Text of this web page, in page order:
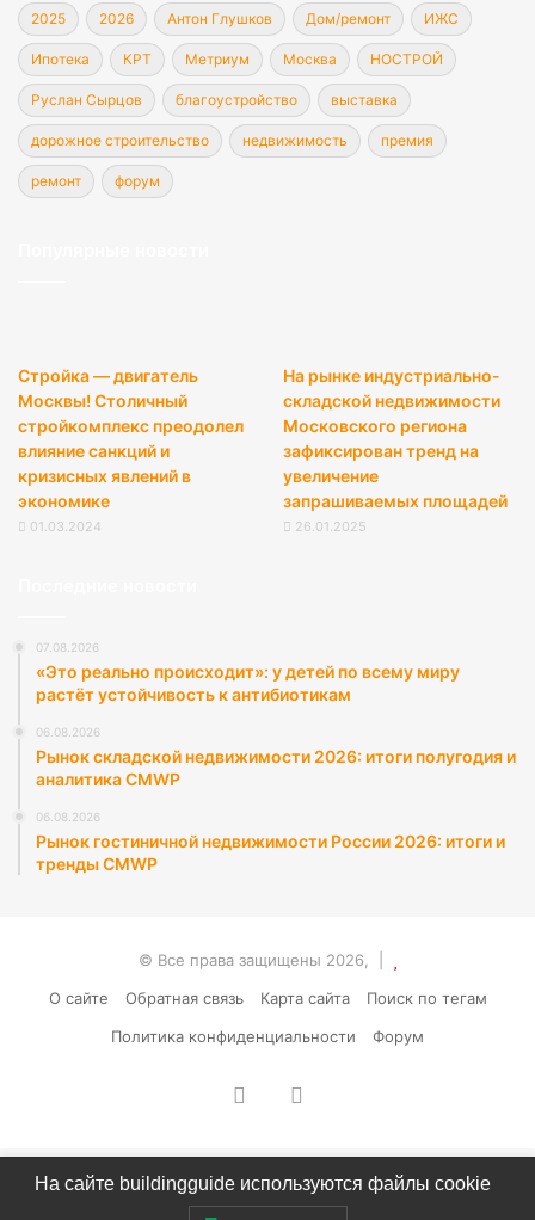
2025 2026 Антон Глушков Дом/ремонт ИЖС
Ипотека КРТ Метриум Москва НОСТРОЙ
Руслан Сырцов благоустройство выставка
дорожное строительство недвижимость премия
ремонт форум
Стройка — двигатель
Москвы! Столичный
стройкомплекс преодолел
влияние санкций и
кризисных явлений в
экономике
01.03.2024
На рынке индустриально-
складской недвижимости
Московского региона
зафиксирован тренд на
увеличение
запрашиваемых площадей
26.01.2025
07.08.2026
«Это реально происходит»: у детей по всему миру
растёт устойчивость к антибиотикам
06.08.2026
Рынок складской недвижимости 2026: итоги полугодия и
аналитика CMWP
06.08.2026
Рынок гостиничной недвижимости России 2026: итоги и
тренды CMWP
© Все права защищены 2026, |
О сайте
Обратная связь Карта сайта
Поиск по тегам
Политика конфиденциальности
Форум
vk.com
На сайте buildingguide используются файлы cookie